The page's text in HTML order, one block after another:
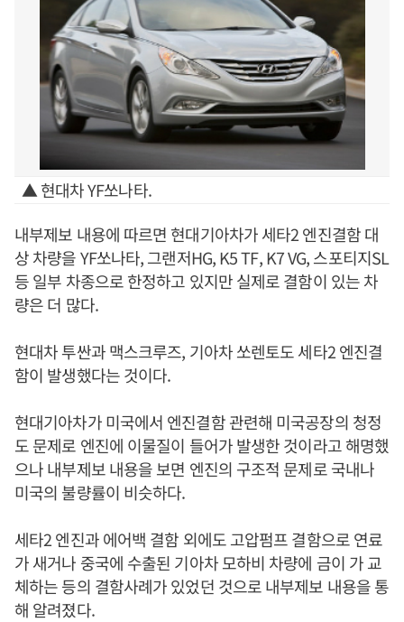
▲ 현대차 YF쏘나타.
내부제보 내용에 따르면 현대기아차가 세타2 엔진결함 대
상 차량을 YF쏘나타, 그랜저HG, K5 TF, K7 VG, 스포티지SL
등 일부 차종으로 한정하고 있지만 실제로 결함이 있는 차
량은 더 많다.
현대차 투싼과 맥스크루즈, 기아차 쏘렌토도 세타2 엔진결
함이 발생했다는 것이다.
현대기아차가 미국에서 엔진결함 관련해 미국공장의 청정
도 문제로 엔진에 이물질이 들어가 발생한 것이라고 해명했
으나 내부제보 내용을 보면 엔진의 구조적 문제로 국내나
미국의 불량률이 비슷하다.
세타2 엔진과 에어백 결함 외에도 고압펌프 결함으로 연료
가 새거나 중국에 수출된 기아차 모하비 차량에 금이 가 교
체하는 등의 결함사례가 있었던 것으로 내부제보 내용을 통
해 알려졌다.